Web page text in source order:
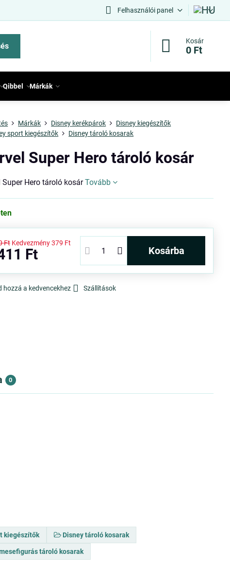
Felhasználói panel
Kosár
0 Ft
Qibbel Márkák
Márkák Disney kerékpárok
Disney kiegészítők
sport kiegészítők
Disney tároló kosarak
Super Hero tároló kosár
Super Hero tároló kosárTovább
Ft Kedvezmény 379 Ft
Ft kosárba
hozzá a kedvencekhez Szállítások
0
kiegészítők Disney tároló kosarak
tároló kosarak